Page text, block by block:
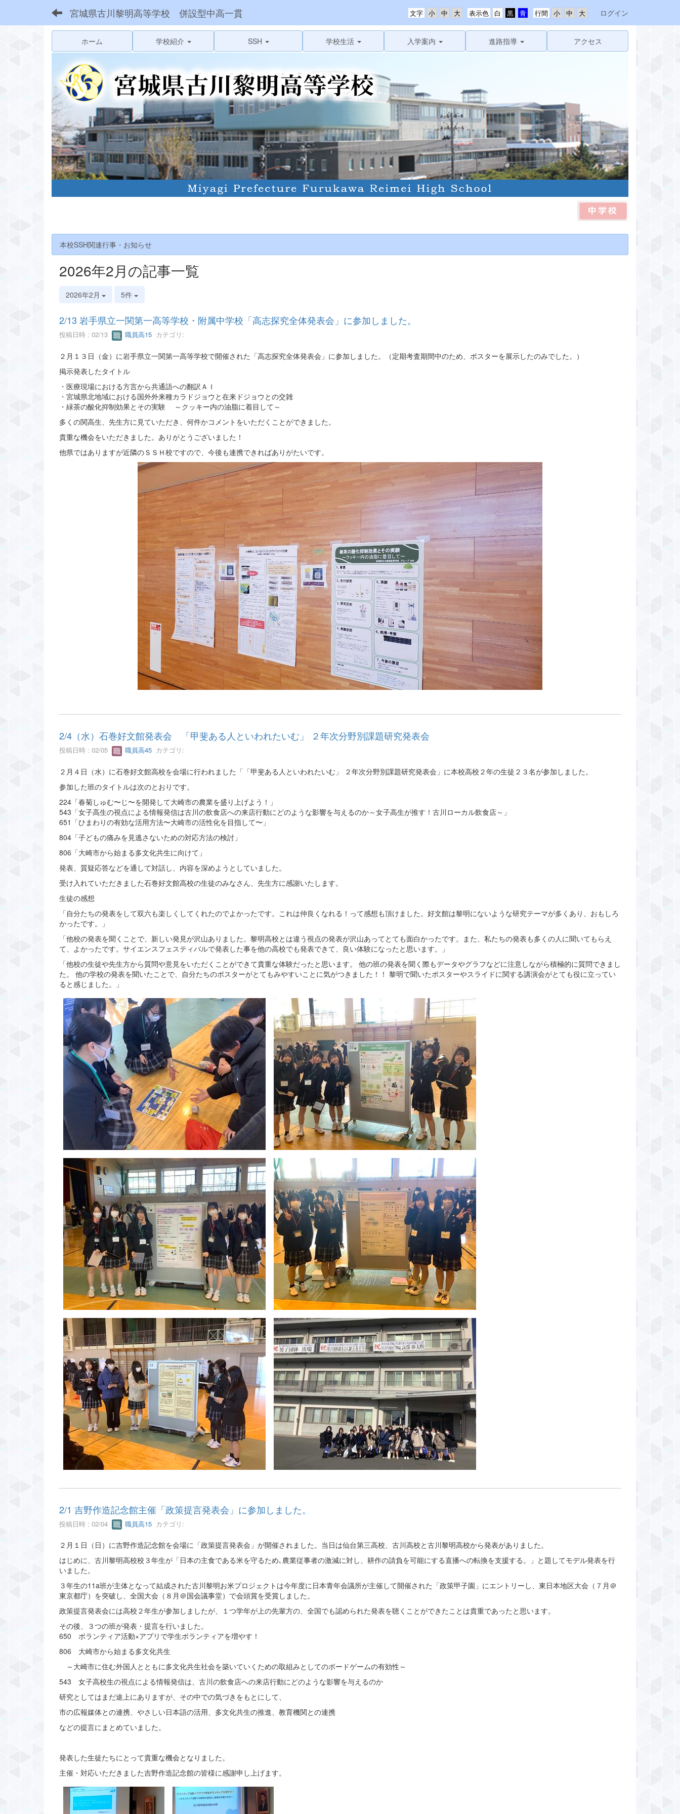
宮城県古川黎明高等学校 併設型中高一貫 行間
表示色
文字 ログイン
ホーム 学校紹介 SSH 学校生活 入学案内 進路指導 アクセス
本校SSH関連行事・お知らせ
2026年2月の記事一覧
2026年2月 5件
2/13 岩手県立一関第一高等学校・附属中学校「高志探究全体発表会」に参加しました。
投稿日時 : 02/13 職員高15 カテゴリ:
２月１３日（金）に岩手県立一関第一高等学校で開催された「高志探究全体発表会」に参加しました。（定期考査期間中のため、ポスターを展示したのみでした。）
掲示発表したタイトル
・医療現場における方言から共通語への翻訳ＡＩ
・宮城県北地域における国外外来種カラドジョウと在来ドジョウとの交雑
・緑茶の酸化抑制効果とその実験 ～クッキー内の油脂に着目して～
多くの関高生、先生方に見ていただき、何件かコメントをいただくことができました。
貴重な機会をいただきました。ありがとうございました！
他県ではありますが近隣のＳＳＨ校ですので、今後も連携できればありがたいです。
2/4（水）石巻好文館発表会 「甲斐ある人といわれたいむ」 ２年次分野別課題研究発表会
投稿日時 : 02/05 職員高45 カテゴリ:
２月４日（水）に石巻好文館高校を会場に行われました「「甲斐ある人といわれたいむ」 ２年次分野別課題研究発表会」に本校高校２年の生徒２３名が参加しました。
参加した班のタイトルは次のとおりです。
224「春菊しゅむ〜じ〜を開発して大崎市の農業を盛り上げよう！」
543「女子高生の視点による情報発信は古川の飲食店への来店行動にどのような影響を与えるのか～女子高生が推す！古川ローカル飲食店～」
651「ひまわりの有効な活用方法〜大崎市の活性化を目指して〜」
804「子どもの痛みを見逃さないための対応方法の検討」
806「大崎市から始まる多文化共生に向けて」
発表、質疑応答などを通して対話し、内容を深めようとしていました。
受け入れていただきました石巻好文館高校の生徒のみなさん、先生方に感謝いたします。
生徒の感想
「自分たちの発表をして双六も楽しくしてくれたのでよかったです。これは仲良くなれる！って感想も頂けました。好文館は黎明にないような研究テーマが多くあり、おもしろ
かったです。」
「他校の発表を聞くことで、新しい発見が沢山ありました。黎明高校とは違う視点の発表が沢山あってとても面白かったです。また、私たちの発表も多くの人に聞いてもらえ
て、よかったです。サイエンスフェスティバルで発表した事を他の高校でも発表できて、良い体験になったと思います。」
「他校の生徒や先生方から質問や意見をいただくことができて貴重な体験だったと思います。 他の班の発表を聞く際もデータやグラフなどに注意しながら積極的に質問できまし
た。 他の学校の発表を聞いたことで、自分たちのポスターがとてもみやすいことに気がつきました！！ 黎明で聞いたポスターやスライドに関する講演会がとても役に立ってい
ると感じました。」
2/1 吉野作造記念館主催「政策提言発表会」に参加しました。
投稿日時 : 02/04 職員高15 カテゴリ:
２月１日（日）に吉野作造記念館を会場に「政策提言発表会」が開催されました。当日は仙台第三高校、古川高校と古川黎明高校から発表がありました。
はじめに、古川黎明高校校３年生が「日本の主食である米を守るため､農業従事者の激減に対し、耕作の請負を可能にする直播への転換を支援する。」と題してモデル発表を行
いました。
３年生の11a班が主体となって結成された古川黎明お米プロジェクトは今年度に日本青年会議所が主催して開催された「政策甲子園」にエントリーし、東日本地区大会（７月＠
東京都庁）を突破し、全国大会（８月＠国会議事堂）で会頭賞を受賞しました。
政策提言発表会には高校２年生が参加しましたが、１つ学年が上の先輩方の、全国でも認められた発表を聴くことができたことは貴重であったと思います。
その後、３つの班が発表・提言を行いました。
650 ボランティア活動×アプリで学生ボランティアを増やす！
806 大崎市から始まる多文化共生
～大崎市に住む外国人とともに多文化共生社会を築いていくための取組みとしてのボードゲームの有効性～
543 女子高校生の視点による情報発信は、古川の飲食店への来店行動にどのような影響を与えるのか
研究としてはまだ途上にありますが、その中での気づきをもとにして、
市の広報媒体との連携、やさしい日本語の活用、多文化共生の推進、教育機関との連携
などの提言にまとめていました。
発表した生徒たちにとって貴重な機会となりました。
主催・対応いただきました吉野作造記念館の皆様に感謝申し上げます。